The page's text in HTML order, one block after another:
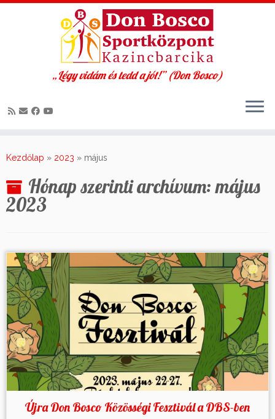
to
„Légy vidám és tedd a jót!” (Don Bosco)
Kezdőlap » 2023 » május
Hónap szerinti archívum:május
2023
Újra Don Bosco Közösségi Fesztivál a DBS-ben